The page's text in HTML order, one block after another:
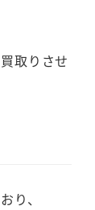
取りさせ
り、